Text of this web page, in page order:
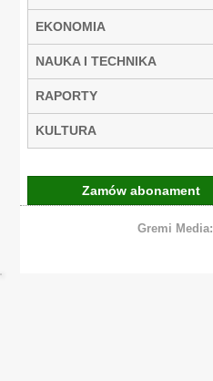
EKONOMIA
NAUKA I TECHNIKA
RAPORTY
KULTURA
Zamów abonament
Gremi Media: